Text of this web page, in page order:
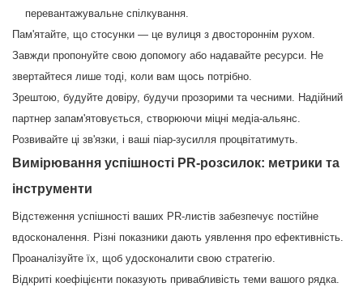
перевантажувальне спілкування.
Пам'ятайте, що стосунки — це вулиця з двостороннім рухом.
Завжди пропонуйте свою допомогу або надавайте ресурси. Не
звертайтеся лише тоді, коли вам щось потрібно.
Зрештою, будуйте довіру, будучи прозорими та чесними. Надійний
партнер запам'ятовується, створюючи міцні медіа-альянс.
Розвивайте ці зв'язки, і ваші піар-зусилля процвітатимуть.
Вимірювання успішності PR-розсилок: метрики та
інструменти
Відстеження успішності ваших PR-листів забезпечує постійне
вдосконалення. Різні показники дають уявлення про ефективність.
Проаналізуйте їх, щоб удосконалити свою стратегію.
Відкриті коефіцієнти показують привабливість теми вашого рядка.